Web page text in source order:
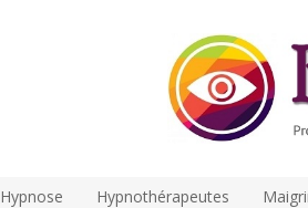
Hypnose Hypnothérapeutes